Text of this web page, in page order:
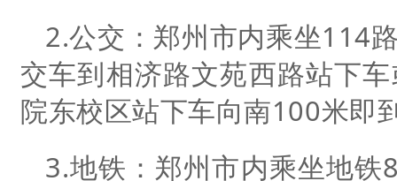
2.公交：郑州市内乘坐114
交车到相济路文苑西路站下
院东校区站下车向南100米即
3.地铁：郑州市内乘坐地